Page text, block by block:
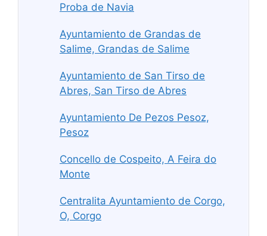
Proba de Navia
Ayuntamiento de Grandas de
Salime, Grandas de Salime
Ayuntamiento de San Tirso de
Abres, San Tirso de Abres
Ayuntamiento De Pezos Pesoz,
Pesoz
Concello de Cospeito, A Feira do
Monte
Centralita Ayuntamiento de Corgo,
O, Corgo